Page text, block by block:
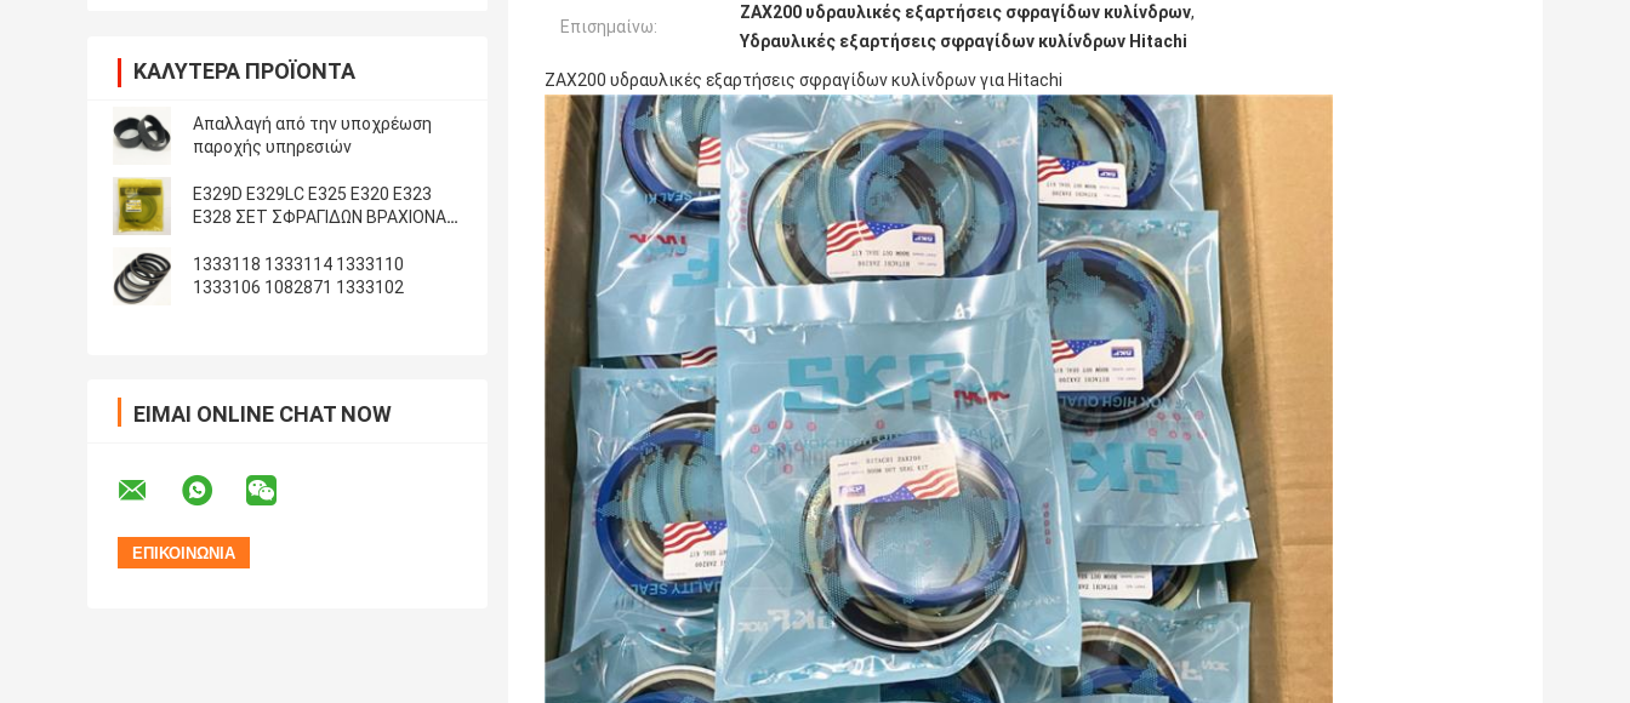
ΚΑΛΎΤΕΡΑ ΠΡΟΪΌΝΤΑ
Απαλλαγή από την υποχρέωση
παροχής υπηρεσιών
E329D E329LC E325 E320 E323
E328 ΣΕΤ ΣΦΡΑΓΙΔΩΝ ΒΡΑΧΙΟΝΑ
1333118 1333114 1333110
1333106 1082871 1333102
ΕΊΜΑΙ ONLINE CHAT NOW
Επισημαίνω:
ZAX200 υδραυλικές εξαρτήσεις σφραγίδων κυλίνδρων,
Υδραυλικές εξαρτήσεις σφραγίδων κυλίνδρων Hitachi
ZAX200 υδραυλικές εξαρτήσεις σφραγίδων κυλίνδρων για Hitachi